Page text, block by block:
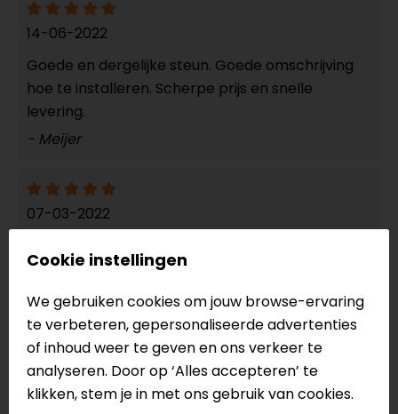
14-06-2022
Goede en dergelijke steun. Goede omschrijving
hoe te installeren. Scherpe prijs en snelle
levering.
- Meijer
07-03-2022
past perfect op mijn Tiger 800XC 2014
- Hendrikson
21-02-2021
Makelijk te monteren en goed afgewerkt. Ik heb
Cookie instellingen
We gebruiken cookies om jouw browse-ervaring
te verbeteren, gepersonaliseerde advertenties
of inhoud weer te geven en ons verkeer te
analyseren. Door op ‘Alles accepteren’ te
klikken, stem je in met ons gebruik van cookies.